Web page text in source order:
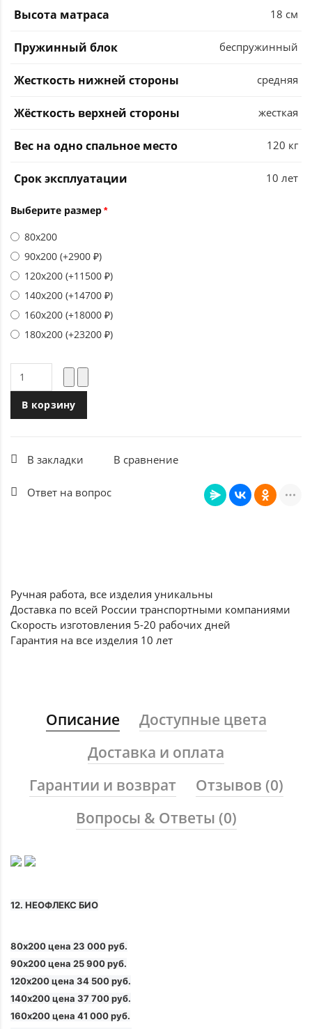
Высота матраса 18 см
Пружинный блок беспружинный
Жесткость нижней стороны средняя
Жёсткость верхней стороны жесткая
Вес на одно спальное место 120 кг
Срок эксплуатации 10 лет
Выберите размер
80х200
90х200 (+2900 ₽)
120х200 (+11500 ₽)
140х200 (+14700 ₽)
160х200 (+18000 ₽)
180х200 (+23200 ₽)
В корзину
В закладки В сравнение
Ответ на вопрос
Ручная работа, все изделия уникальны
Доставка по всей России транспортными компаниями
Скорость изготовления 5-20 рабочих дней
Гарантия на все изделия 10 лет
Описание
Доступные цвета
Доставка и оплата
Гарантии и возврат
Отзывов (0)
Вопросы & Ответы (0)
12. НЕОФЛЕКС БИО
80х200 цена 23 000 руб.
90х200 цена 25 900 руб.
120х200 цена 34 500 руб.
140х200 цена 37 700 руб.
160х200 цена 41 000 руб.